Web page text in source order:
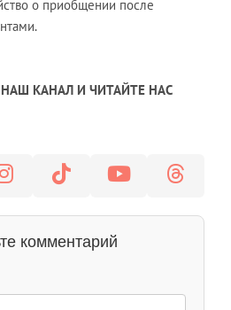
о приобщении после
КАНАЛ И ЧИТАЙТЕ НАС
комментарий